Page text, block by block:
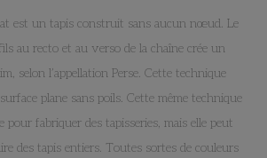
est un tapis construit sans aucun nœud. Le
au recto et au verso de la chaîne crée un
selon l’appellation Perse. Cette technique
plane sans poils. Cette même technique
fabriquer des tapisseries, mais elle peut
des tapis entiers. Toutes sortes de couleurs